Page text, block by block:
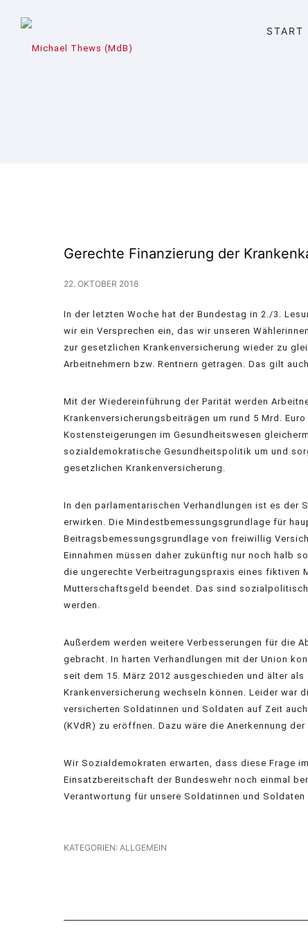
START
Gerechte Finanzierung der
22. OKTOBER 2018
In der letzten Woche hat der Bundestag in 2./3.
wir ein Versprechen ein, das wir unseren
zur gesetzlichen Krankenversicherung wieder zu
Arbeitnehmern bzw. Rentnern getragen. Das gilt
Mit der Wiedereinführung der Parität werden
Krankenversicherungsbeiträgen um rund 5 Mrd.
Kostensteigerungen im Gesundheitswesen
sozialdemokratische Gesundheitspolitik um und
gesetzlichen Krankenversicherung.
In den parlamentarischen Verhandlungen ist es der
erwirken. Die Mindestbemessungsgrundlage für
Beitragsbemessungsgrundlage von freiwillig
Einnahmen müssen daher zukünftig nur noch halb
die ungerechte Verbeitragungspraxis eines fiktiven
Mutterschaftsgeld beendet. Das sind
werden.
Außerdem werden weitere Verbesserungen für die
gebracht. In harten Verhandlungen mit der Union
seit dem 15. März 2012 ausgeschieden und älter
Krankenversicherung wechseln können. Leider
versicherten Soldatinnen und Soldaten auf Zeit
(KVdR) zu eröffnen. Dazu wäre die Anerkennung
Wir Sozialdemokraten erwarten, dass diese Frage
Einsatzbereitschaft der Bundeswehr noch einmal
Verantwortung für unsere Soldatinnen und
KATEGORIEN: ALLGEMEIN